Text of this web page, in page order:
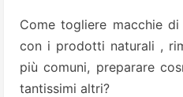
Come togliere macchie
con i prodotti naturali ,
più comuni, preparare
tantissimi altri?